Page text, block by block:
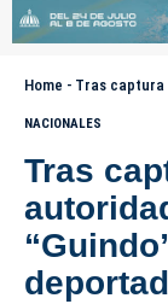
Home - Tras captura en
NACIONALES
Tras